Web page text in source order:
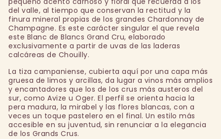
del valle, al tiempo que conservan la rectitud y la
finura mineral propias de los grandes Chardonnay de
Champagne. Es este carácter singular el que revela
este Blanc de Blancs Grand Cru, elaborado
exclusivamente a partir de uvas de las laderas
calcáreas de Chouilly.
La tiza campaniense, cubierta aquí por una capa más
gruesa de limos y arcillas, da lugar a vinos más amplios
y encantadores que los de los crus más austeros del
sur, como Avize u Oger. El perfil se orienta hacia la
pera madura, la mirabel y las flores blancas, con a
veces un toque pastelero en el final. Un estilo más
accesible en su juventud, sin renunciar a la elegancia
de los Grands Crus.